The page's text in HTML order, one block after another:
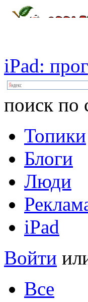
iPad:
поиск по
Топики
Блоги
Люди
iPad
Войти
Все